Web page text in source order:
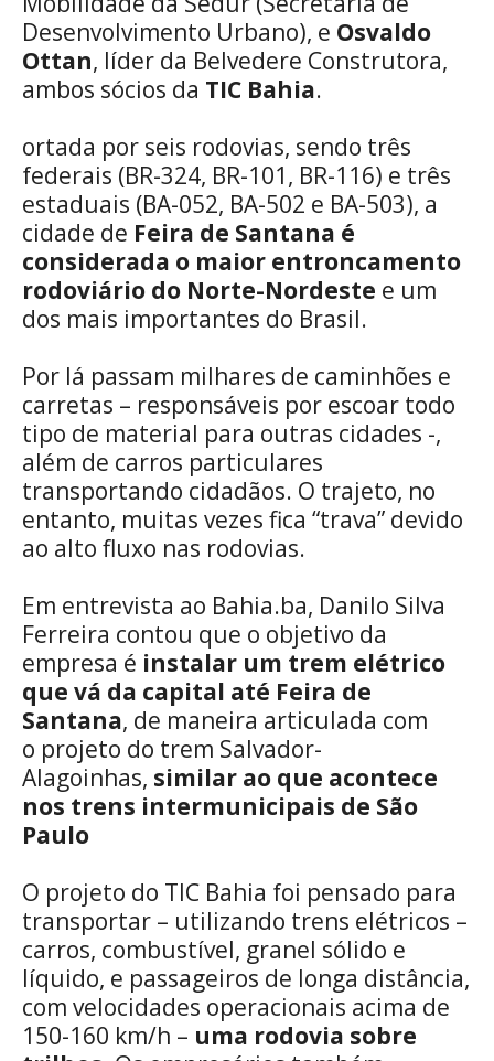
Desenvolvimento Urbano), e Osvaldo
Ottan, líder da Belvedere Construtora,
ambos sócios da TIC Bahia.
ortada por seis rodovias, sendo três
federais (BR-324, BR-101, BR-116) e três
estaduais (BA-052, BA-502 e BA-503), a
cidade de Feira de Santana é
considerada o maior entroncamento
rodoviário do Norte-Nordeste e um
dos mais importantes do Brasil.
Por lá passam milhares de caminhões e
carretas – responsáveis por escoar todo
tipo de material para outras cidades -,
além de carros particulares
transportando cidadãos. O trajeto, no
entanto, muitas vezes fica “trava” devido
ao alto fluxo nas rodovias.
Em entrevista ao Bahia.ba, Danilo Silva
Ferreira contou que o objetivo da
empresa é instalar um trem elétrico
que vá da capital até Feira de
Santana, de maneira articulada com
o projeto do trem Salvador-
Alagoinhas, similar ao que acontece
nos trens intermunicipais de São
Paulo
O projeto do TIC Bahia foi pensado para
transportar – utilizando trens elétricos –
carros, combustível, granel sólido e
líquido, e passageiros de longa distância,
com velocidades operacionais acima de
150-160 km/h – uma rodovia sobre